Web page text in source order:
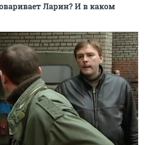
Ларин? И в каком